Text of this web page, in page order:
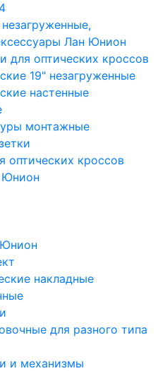
Лан Юнион
для оптических кроссов
19" незагруженные
настенные
монтажные
оптических кроссов
Юнион
накладные
для разного типа
и механизмы